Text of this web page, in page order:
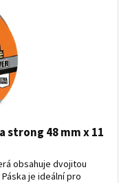
strong 48 mm x 11
obsahuje dvojitou
je ideální pro